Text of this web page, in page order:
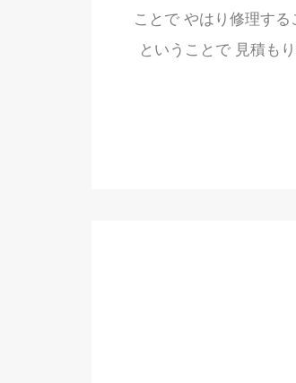
ことで やはり修理す
ということで 見積も